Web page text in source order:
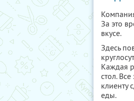
За это
вкусе.
Здесь
Каждая
стол.
клиенту
еды.